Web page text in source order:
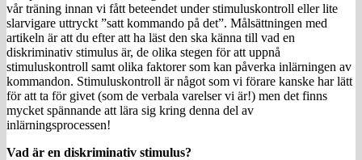
vår träning innan vi fått beteendet under stimuluskontroll eller lite
slarvigare uttryckt ”satt kommando på det”. Målsättningen med
artikeln är att du efter att ha läst den ska känna till vad en
diskriminativ stimulus är, de olika stegen för att uppnå
stimuluskontroll samt olika faktorer som kan påverka inlärningen av
kommandon. Stimuluskontroll är något som vi förare kanske har lätt
för att ta för givet (som de verbala varelser vi är!) men det finns
mycket spännande att lära sig kring denna del av
inlärningsprocessen!
Vad är en diskriminativ stimulus?